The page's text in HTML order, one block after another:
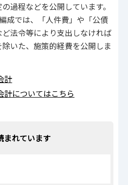
過程などを公開しています。
成では、「人件費」や「公債
法令等により支出しなければ
いた、施策的経費を公開しま
計
計についてはこちら
まれています